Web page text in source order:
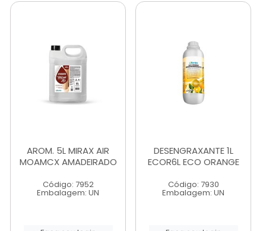
AROM. 5L MIRAX AIR
MOAMCX AMADEIRADO
Código: 7952
Embalagem: UN
DESENGRAXANTE 1L
ECOR6L ECO ORANGE
Código: 7930
Embalagem: UN